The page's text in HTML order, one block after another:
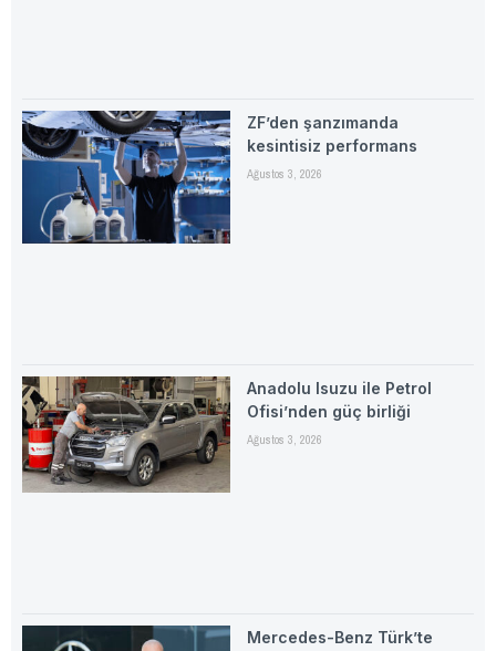
ZF’den şanzımanda
kesintisiz performans
Ağustos 3, 2026
Anadolu Isuzu ile Petrol
Ofisi’nden güç birliği
Ağustos 3, 2026
Mercedes-Benz Türk’te